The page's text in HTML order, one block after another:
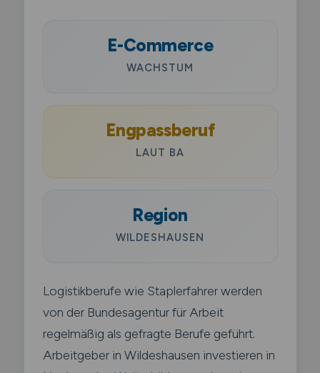
E-Commerce
WACHSTUM
Engpassberuf
LAUT BA
Region
WILDESHAUSEN
Logistikberufe wie Staplerfahrer werden
von der Bundesagentur für Arbeit
regelmäßig als gefragte Berufe geführt.
Arbeitgeber in Wildeshausen investieren in